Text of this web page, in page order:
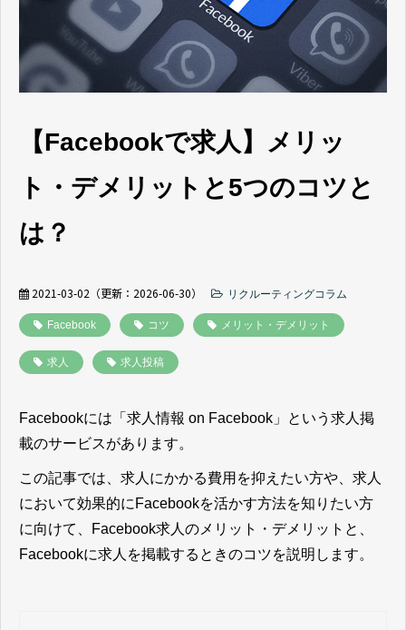
セミナー一覧
よくあるご質問
【Facebookで求人】メリッ
ト・デメリットと5つのコツと
は？
2021-03-02 （更新： 2026-06-30） リクルーティングコラム
Facebook コツ メリット・デメリット
求人 求人投稿
Facebookには「求人情報 on Facebook」という求人掲
載のサービスがあります。
この記事では、求人にかかる費用を抑えたい方や、求人
において効果的にFacebookを活かす方法を知りたい方
に向けて、Facebook求人のメリット・デメリットと、
Facebookに求人を掲載するときのコツを説明します。